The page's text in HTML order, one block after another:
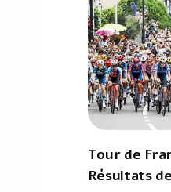
Tour de
Résultats